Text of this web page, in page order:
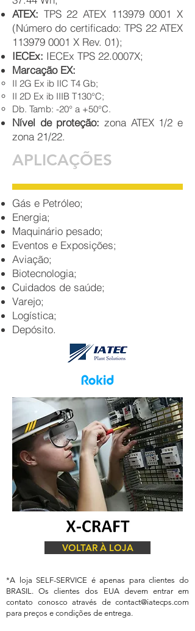
ATEX: TPS 22 ATEX 113979 0001 X
(Número do certificado: TPS 22 ATEX
113979 0001 X Rev. 01);
IECEx: IECEx TPS 22.0007X;
Marcação EX:
II 2G Ex ib IIC T4 Gb;
II 2D Ex ib IIIB T130°C;
Db. Tamb: -20° a +50°C.
Nível de proteção: zona ATEX 1/2 e
zona 21/22.
APLICAÇÕES
Gás e Petróleo;
Energia;
Maquinário pesado;
Eventos e Exposições;
Aviação;
Biotecnologia;
Cuidados de saúde;
Varejo;
Logística;
Depósito.
VOLTAR À LOJA
*A loja SELF-SERVICE é apenas para clientes do
BRASIL. Os clientes dos EUA devem entrar em
contato conosco através de contact@iatecps.com
para preços e condições de entrega.